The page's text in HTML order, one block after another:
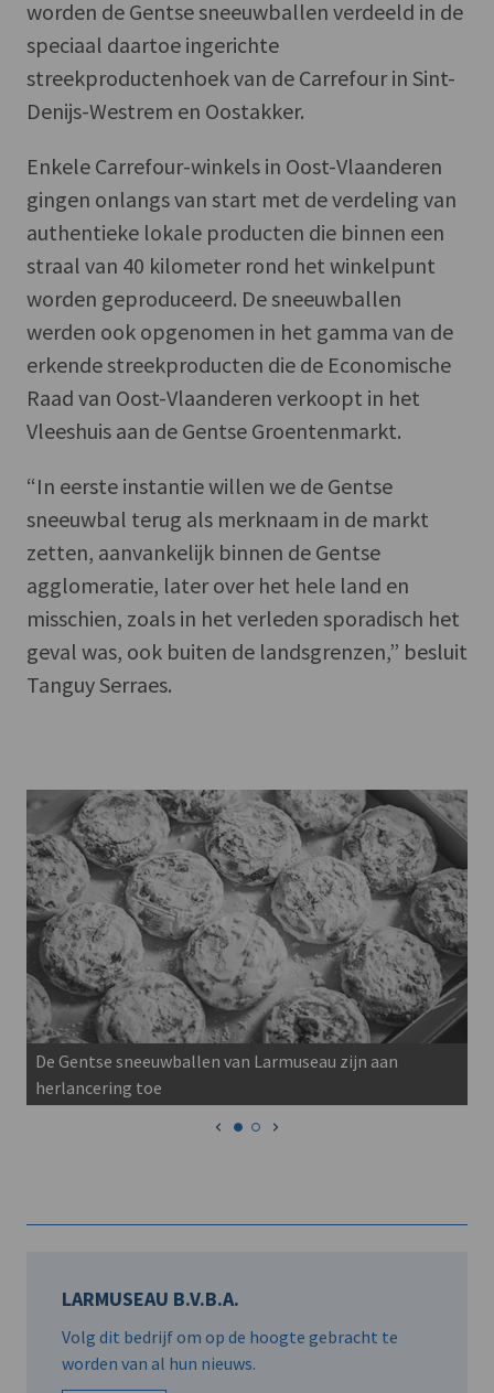
worden de Gentse sneeuwballen verdeeld in de
speciaal daartoe ingerichte
streekproductenhoek van de Carrefour in Sint-
Denijs-Westrem en Oostakker.
Enkele Carrefour-winkels in Oost-Vlaanderen
gingen onlangs van start met de verdeling van
authentieke lokale producten die binnen een
straal van 40 kilometer rond het winkelpunt
worden geproduceerd. De sneeuwballen
werden ook opgenomen in het gamma van de
erkende streekproducten die de Economische
Raad van Oost-Vlaanderen verkoopt in het
Vleeshuis aan de Gentse Groentenmarkt.
“In eerste instantie willen we de Gentse
sneeuwbal terug als merknaam in de markt
zetten, aanvankelijk binnen de Gentse
agglomeratie, later over het hele land en
misschien, zoals in het verleden sporadisch het
geval was, ook buiten de landsgrenzen,” besluit
Tanguy Serraes.
De Gentse sneeuwballen van Larmuseau zijn aan
herlancering toe
LARMUSEAU B.V.B.A.
Volg dit bedrijf om op de hoogte gebracht te
worden van al hun nieuws.